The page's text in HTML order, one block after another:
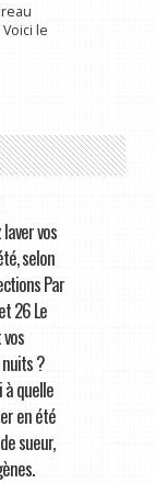
le
vos
selon
Par
26 Le
?
à quelle
en été
sueur,